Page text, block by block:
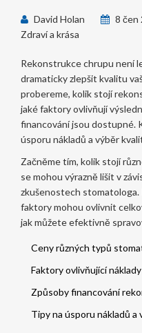
David Holan 8 čen
Zdraví a krása
Rekonstrukce chrupu není
dramaticky zlepšit kvalitu
probereme, kolik stojí
jaké faktory ovlivňují
financování jsou dostupné.
úsporu nákladů a výběr
Začněme tím, kolik stojí
se mohou výrazně lišit v
zkušenostech
faktory mohou ovlivnit
jak můžete efektivně
Ceny různých typů
Faktory ovlivňující náklady
Způsoby financování
Tipy na úsporu nákladů